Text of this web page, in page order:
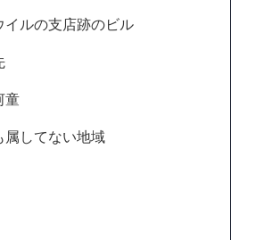
イルの支店跡のビル
童
属してない地域